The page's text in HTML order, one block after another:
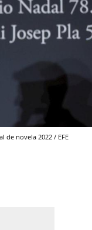
de novela 2022 / EFE